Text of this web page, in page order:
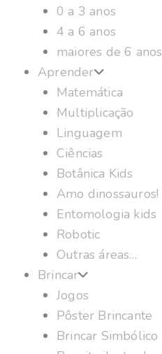
0 a 3 anos
4 a 6 anos
maiores de 6 anos
Aprender
Matemática
Multiplicação
Linguagem
Ciências
Botânica Kids
Amo dinossauros!
Entomologia kids
Robotic
Outras áreas…
Brincar
Jogos
Pôster Brincante
Brincar Simbólico